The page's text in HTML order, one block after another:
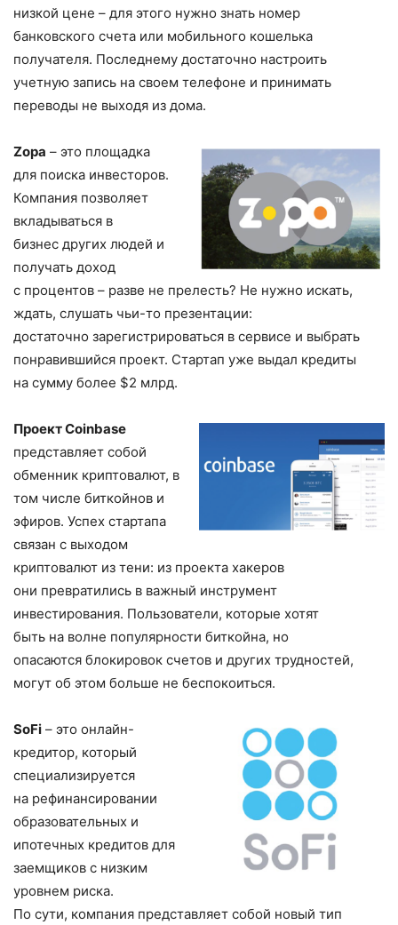
низкой цене – для этого нужно знать номер
банковского счета или мобильного кошелька
получателя. Последнему достаточно настроить
учетную запись на своем телефоне и принимать
переводы не выходя из дома.
Zopa – это площадка
для поиска инвесторов.
Компания позволяет
вкладываться в
бизнес других людей и
получать доход
с процентов – разве не прелесть? Не нужно искать,
ждать, слушать чьи-то презентации:
достаточно зарегистрироваться в сервисе и выбрать
понравившийся проект. Стартап уже выдал кредиты
на сумму более $2 млрд.
Проект Coinbase
представляет собой
обменник криптовалют, в
том числе биткойнов и
эфиров. Успех стартапа
связан с выходом
криптовалют из тени: из проекта хакеров
они превратились в важный инструмент
инвестирования. Пользователи, которые хотят
быть на волне популярности биткойна, но
опасаются блокировок счетов и других трудностей,
могут об этом больше не беспокоиться.
SoFi – это онлайн-
кредитор, который
специализируется
на рефинансировании
образовательных и
ипотечных кредитов для
заемщиков с низким
уровнем риска.
По сути, компания представляет собой новый тип